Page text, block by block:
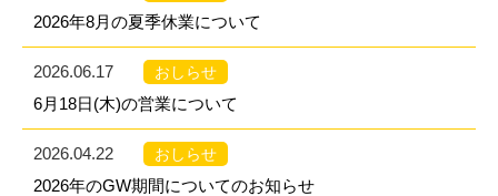
2026年8月の夏季休業について
2026.06.17 おしらせ
6月18日(木)の営業について
2026.04.22 おしらせ
2026年のGW期間についてのお知らせ